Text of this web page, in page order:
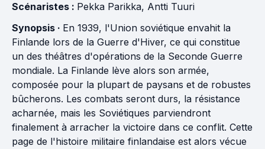
Scénaristes : Pekka Parikka, Antti Tuuri
Synopsis · En 1939, l'Union soviétique envahit la
Finlande lors de la Guerre d'Hiver, ce qui constitue
un des théâtres d'opérations de la Seconde Guerre
mondiale. La Finlande lève alors son armée,
composée pour la plupart de paysans et de robustes
bûcherons. Les combats seront durs, la résistance
acharnée, mais les Soviétiques parviendront
finalement à arracher la victoire dans ce conflit. Cette
page de l'histoire militaire finlandaise est alors vécue